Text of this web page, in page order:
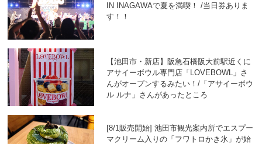
IN INAGAWAで夏を満喫！ /当日券ありま
す！！
【池田市・新店】阪急石橋阪大前駅近くに
アサイーボウル専門店「LOVEBOWL」さ
んがオープンするみたい！/「アサイーボウ
ル ルナ」さんがあったところ
[8/1販売開始] 池田市観光案内所でエスプー
マクリーム入りの「フワトロかき氷」が始